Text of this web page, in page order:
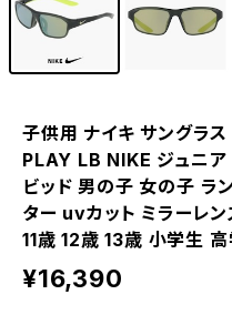
子供用 ナイキ サングラ
PLAY LB NIKE ジュニア
ビッド 男の子 女の子 ラ
ター uvカット ミラーレ
11歳 12歳 13歳 小学生
¥16,390